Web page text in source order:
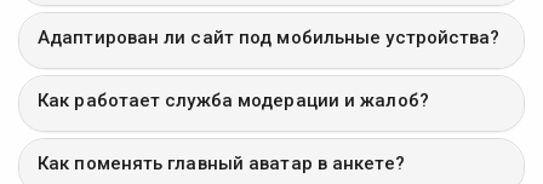
Адаптирован ли сайт под мобильные устройства?
Как работает служба модерации и жалоб?
Как поменять главный аватар в анкете?